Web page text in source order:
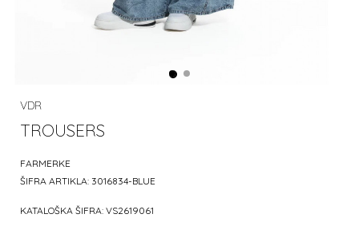
VDR
TROUSERS
FARMERKE
ŠIFRA ARTIKLA: 3016834-BLUE
KATALOŠKA ŠIFRA: VS2619061